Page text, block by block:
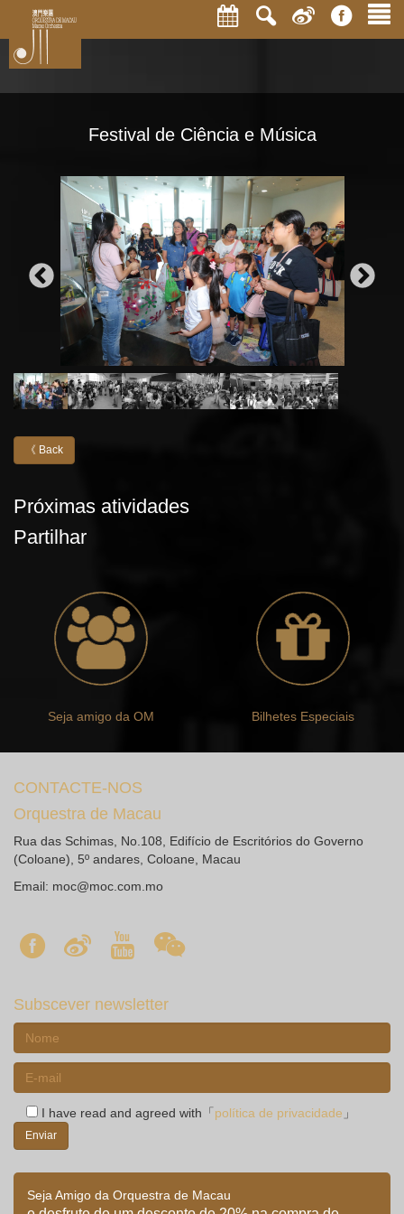
Festival de Ciência e Música
《 Back
Próximas atividades
Partilhar
Seja amigo da OM Bilhetes Especiais
CONTACTE-NOS
Orquestra de Macau
Rua das Schimas, No.108, Edifício de Escritórios do Governo
(Coloane), 5º andares, Coloane, Macau
Email: moc@moc.com.mo
Subscever newsletter
I have read and agreed with「 política de privacidade 」
Seja Amigo da Orquestra de Macau